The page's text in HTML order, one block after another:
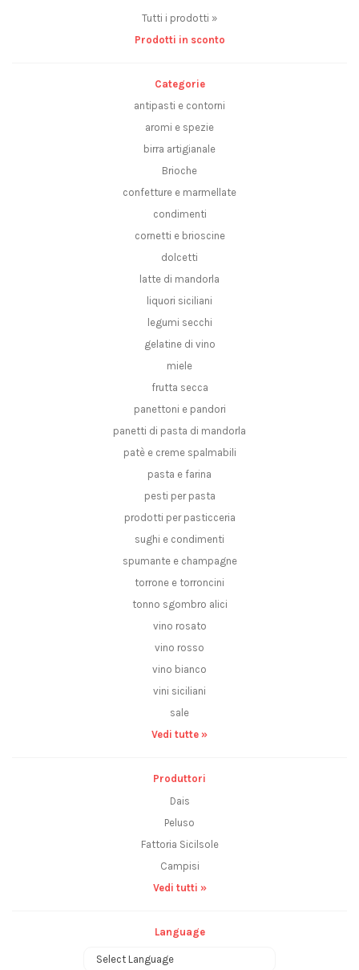
Tutti i prodotti »
Prodotti in sconto
Categorie
antipasti e contorni
aromi e spezie
birra artigianale
Brioche
confetture e marmellate
condimenti
cornetti e brioscine
dolcetti
latte di mandorla
liquori siciliani
legumi secchi
gelatine di vino
miele
frutta secca
panettoni e pandori
panetti di pasta di mandorla
patè e creme spalmabili
pasta e farina
pesti per pasta
prodotti per pasticceria
sughi e condimenti
spumante e champagne
torrone e torroncini
tonno sgombro alici
vino rosato
vino rosso
vino bianco
vini siciliani
sale
Vedi tutte »
Produttori
Dais
Peluso
Fattoria Sicilsole
Campisi
Vedi tutti »
Language